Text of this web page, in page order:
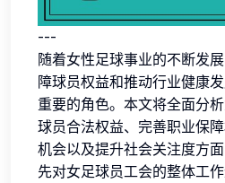
---
随着女性足球事业的不断发
障球员权益和推动行业健康
重要的角色。本文将全面分
球员合法权益、完善职业保
机会以及提升社会关注度方
先对女足球员工会的整体工